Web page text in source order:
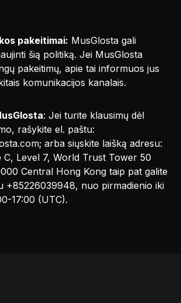
pakeitimai: MusGlosta gali
šią politiką. Jei MusGlosta
pakeitimų, apie tai informuos jus
komunikacijos kanalais.
: Jei turite klausimų dėl
rašykite el. paštu:
; arba siųskite laišką adresu:
C, Level 7, World Trust Tower 50
Central Hong Kong taip pat galite
+85226039948, nuo pirmadienio iki
17:00 (UTC).